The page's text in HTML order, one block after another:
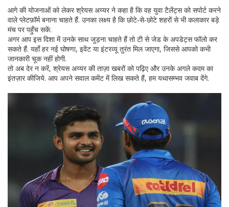
आगे की योजनाओं को लेकर श्रेयस अय्यर ने कहा है कि वह युवा टैलेंट्स को सपोर्ट करने
वाले प्लेटफ़ॉर्म बनाना चाहते हैं. उनका लक्ष्य है कि छोटे‑से‑छोटे शहरों से भी कलाकार बड़े
मंच पर पहुँच सकें.
अगर आप इस दिशा में उनके साथ जुड़ना चाहते हैं तो टी से जेड के अपडेट्स फॉलो कर
सकते हैं. यहाँ हर नई घोषणा, इवेंट या इंटरव्यू तुरंत मिल जाएगा, जिससे आपको कभी
जानकारी चूक नहीं होगी.
तो अब देर न करें, श्रेयस अय्यर की ताज़ा खबरों को पढ़िए और उनके अगले कदम का
इंतज़ार कीजिये. आप अपने सवाल कमेंट में लिख सकते हैं, हम यथासम्भव जवाब देंगे.